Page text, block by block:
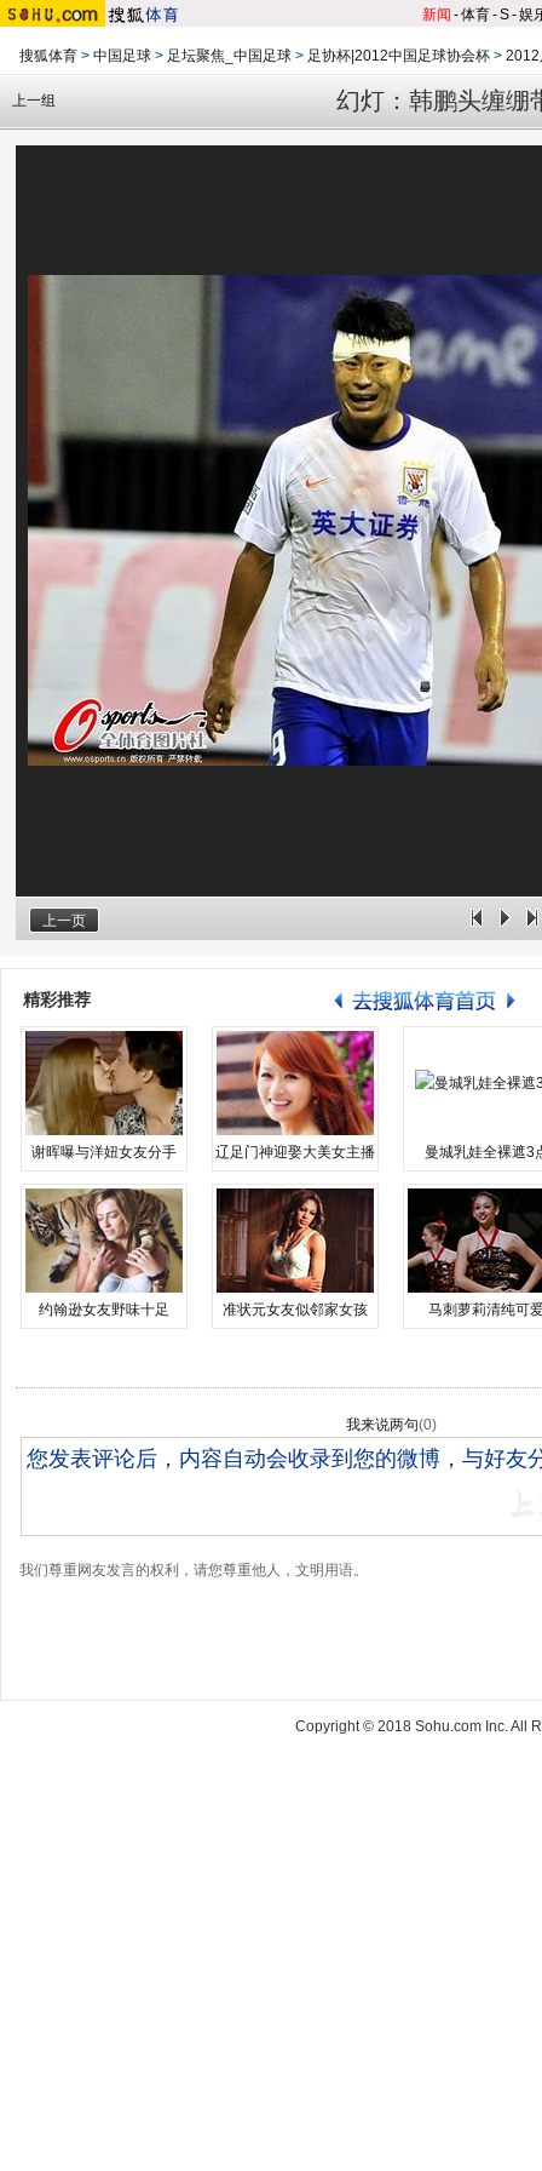
新闻 -体育-S-娱
搜狐体育 > 中国足球 > 足坛聚焦_中国足球 > 足协杯|2012中国足球协会杯 > 2012
幻灯：韩鹏头缠绷
上一组
上一页
精彩推荐
谢晖曝与洋妞女友分手 辽足门神迎娶大美女主播 曼城乳娃全裸遮3
约翰逊女友野味十足 准状元女友似邻家女孩 马刺萝莉清纯可
我来说两句(0)
我们尊重网友发言的权利，请您尊重他人，文明用语。
Copyright © 2018 Sohu.com Inc. All